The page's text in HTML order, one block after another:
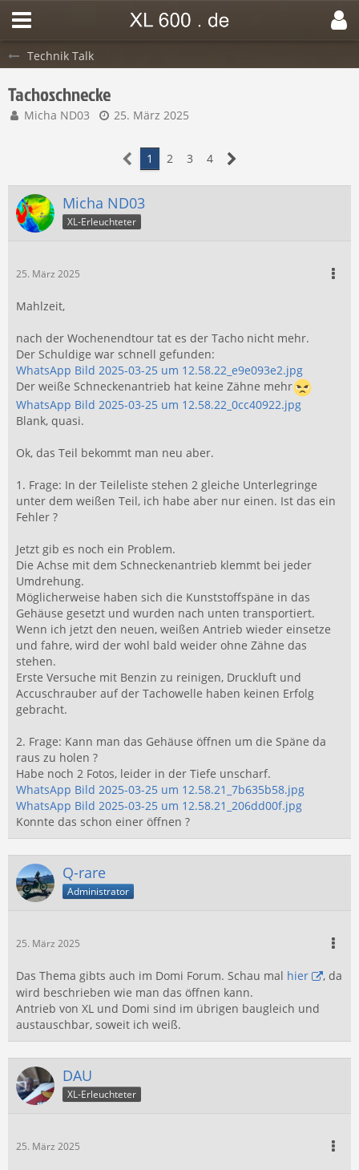
Technik Talk
Tachoschnecke
Micha ND03 25. März 2025
1 2 3 4
Micha ND03
XL-Erleuchteter
25. März 2025
Mahlzeit,
nach der Wochenendtour tat es der Tacho nicht mehr.
Der Schuldige war schnell gefunden:
WhatsApp Bild 2025-03-25 um 12.58.22_e9e093e2.jpg
Der weiße Schneckenantrieb hat keine Zähne mehr
WhatsApp Bild 2025-03-25 um 12.58.22_0cc40922.jpg
Blank, quasi.
Ok, das Teil bekommt man neu aber.
1. Frage: In der Teileliste stehen 2 gleiche Unterlegringe
unter dem weißen Teil, ich habe aber nur einen. Ist das ein
Fehler ?
Jetzt gib es noch ein Problem.
Die Achse mit dem Schneckenantrieb klemmt bei jeder
Umdrehung.
Möglicherweise haben sich die Kunststoffspäne in das
Gehäuse gesetzt und wurden nach unten transportiert.
Wenn ich jetzt den neuen, weißen Antrieb wieder einsetze
und fahre, wird der wohl bald weider ohne Zähne das
stehen.
Erste Versuche mit Benzin zu reinigen, Druckluft und
Accuschrauber auf der Tachowelle haben keinen Erfolg
gebracht.
2. Frage: Kann man das Gehäuse öffnen um die Späne da
raus zu holen ?
Habe noch 2 Fotos, leider in der Tiefe unscharf.
WhatsApp Bild 2025-03-25 um 12.58.21_7b635b58.jpg
WhatsApp Bild 2025-03-25 um 12.58.21_206dd00f.jpg
Konnte das schon einer öffnen ?
Q-rare
Administrator
25. März 2025
Das Thema gibts auch im Domi Forum. Schau mal hier
, da
wird beschrieben wie man das öffnen kann.
Antrieb von XL und Domi sind im übrigen baugleich und
austauschbar, soweit ich weiß.
DAU
XL-Erleuchteter
25. März 2025